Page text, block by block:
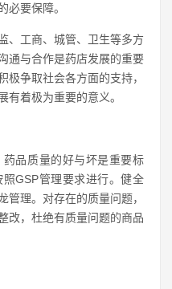
必要保障。
、工商、城管、卫生等多方
通与合作是药店发展的重要
极争取社会各方面的支持，
有着极为重要的意义。
品质量的好与坏是重要标
GSP管理要求进行。健全
管理。对存在的质量问题，
改，杜绝有质量问题的商品